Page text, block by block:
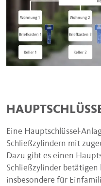
Eine Hauptschlüssel-
Schließzylindern mit
Dazu gibt es einen
Schließzylinder betätigen
insbesondere für